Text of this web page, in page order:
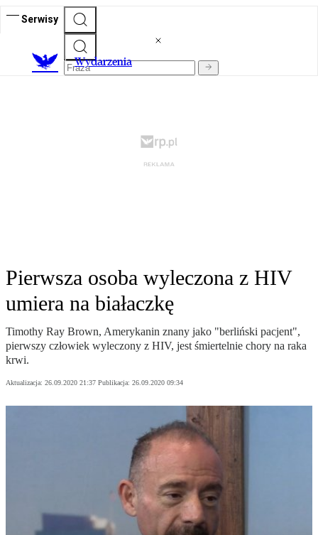
Serwisy
Wydarzenia
Pierwsza osoba wyleczona z HIV
umiera na białaczkę
Timothy Ray Brown, Amerykanin znany jako "berliński pacjent",
pierwszy człowiek wyleczony z HIV, jest śmiertelnie chory na raka
krwi.
Aktualizacja: 26.09.2020 21:37 Publikacja: 26.09.2020 09:34